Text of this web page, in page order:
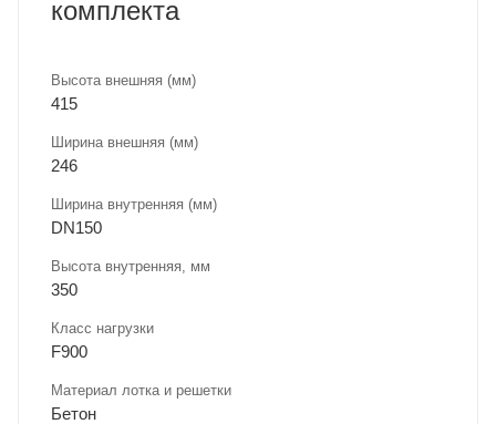
комплекта
Высота внешняя (мм)
415
Ширина внешняя (мм)
246
Ширина внутренняя (мм)
DN150
Высота внутренняя, мм
350
Класс нагрузки
F900
Материал лотка и решетки
Бетон